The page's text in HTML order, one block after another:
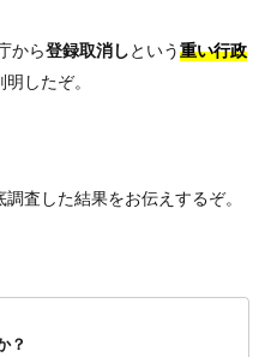
から登録取消しという重い行政
したぞ。
査した結果をお伝えするぞ。
？